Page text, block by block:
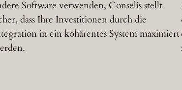
Software verwenden, Conselis stellt
dass Ihre Investitionen durch die
in ein kohärentes System maximiert